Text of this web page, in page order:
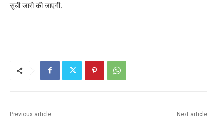
सूची जारी की जाएगी.
Previous article Next article